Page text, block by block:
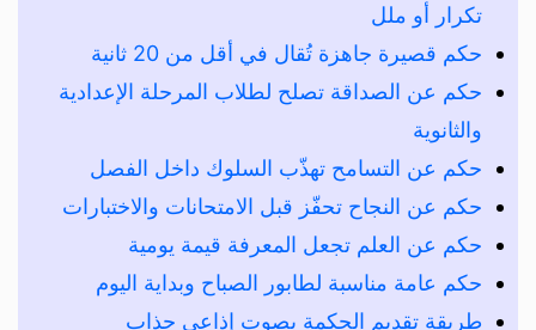
تكرار أو ملل
حكم قصيرة جاهزة تُقال في أقل من 20 ثانية
حكم عن الصداقة تصلح لطلاب المرحلة الإعدادية
والثانوية
حكم عن التسامح تهذّب السلوك داخل الفصل
حكم عن النجاح تحفّز قبل الامتحانات والاختبارات
حكم عن العلم تجعل المعرفة قيمة يومية
حكم عامة مناسبة لطابور الصباح وبداية اليوم
طريقة تقديم الحكمة بصوت إذاعي جذاب